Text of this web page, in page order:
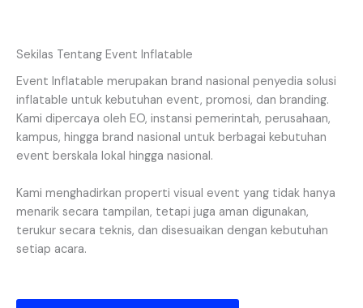
Sekilas Tentang Event Inflatable
Event Inflatable merupakan brand nasional penyedia solusi
inflatable untuk kebutuhan event, promosi, dan branding.
Kami dipercaya oleh EO, instansi pemerintah, perusahaan,
kampus, hingga brand nasional untuk berbagai kebutuhan
event berskala lokal hingga nasional.
Kami menghadirkan properti visual event yang tidak hanya
menarik secara tampilan, tetapi juga aman digunakan,
terukur secara teknis, dan disesuaikan dengan kebutuhan
setiap acara.